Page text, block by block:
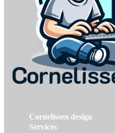
Cornelissen design
Services